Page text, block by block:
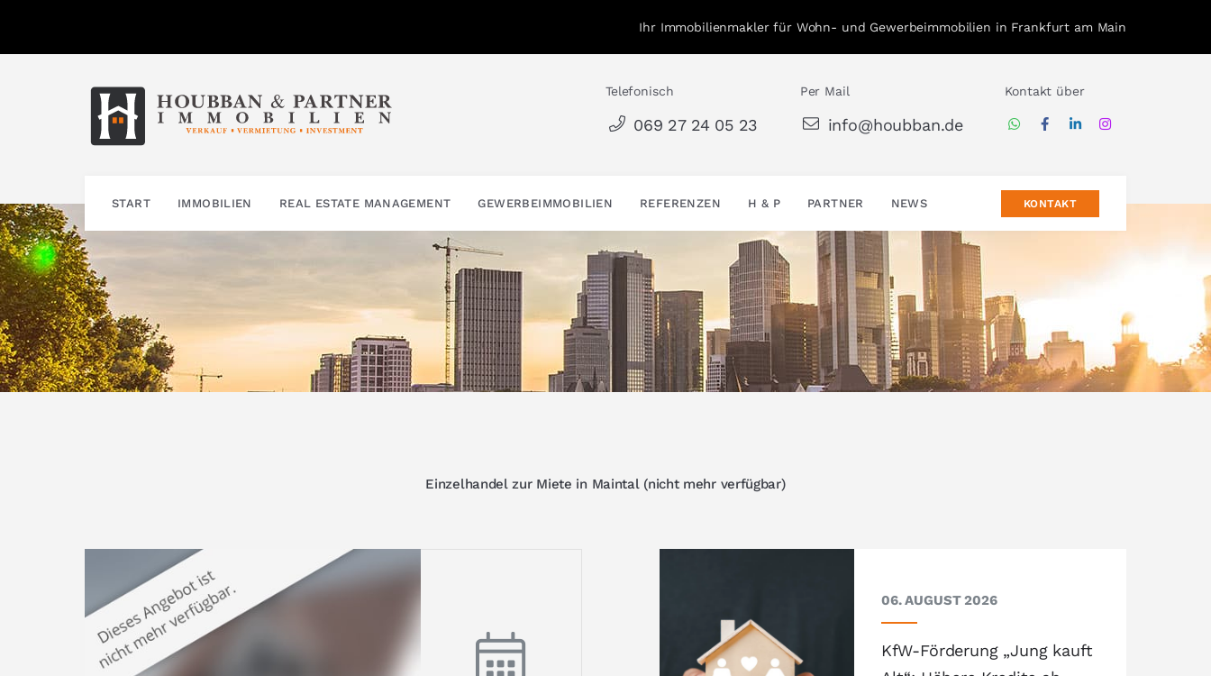
Ihr Immobilienmakler für Wohn- und Gewerbeimmobilien in Frankfurt am Main
Telefonisch
069 27 24 05 23
Per Mail
info@houbban.de
Kontakt über
START IMMOBILIEN REAL ESTATE MANAGEMENT GEWERBEIMMOBILIEN REFERENZEN H & P PARTNER NEWS KONTAKT
Einzelhandel zur Miete in Maintal (nicht mehr verfügbar)
06. AUGUST 2026
KfW-Förderung „Jung kauft